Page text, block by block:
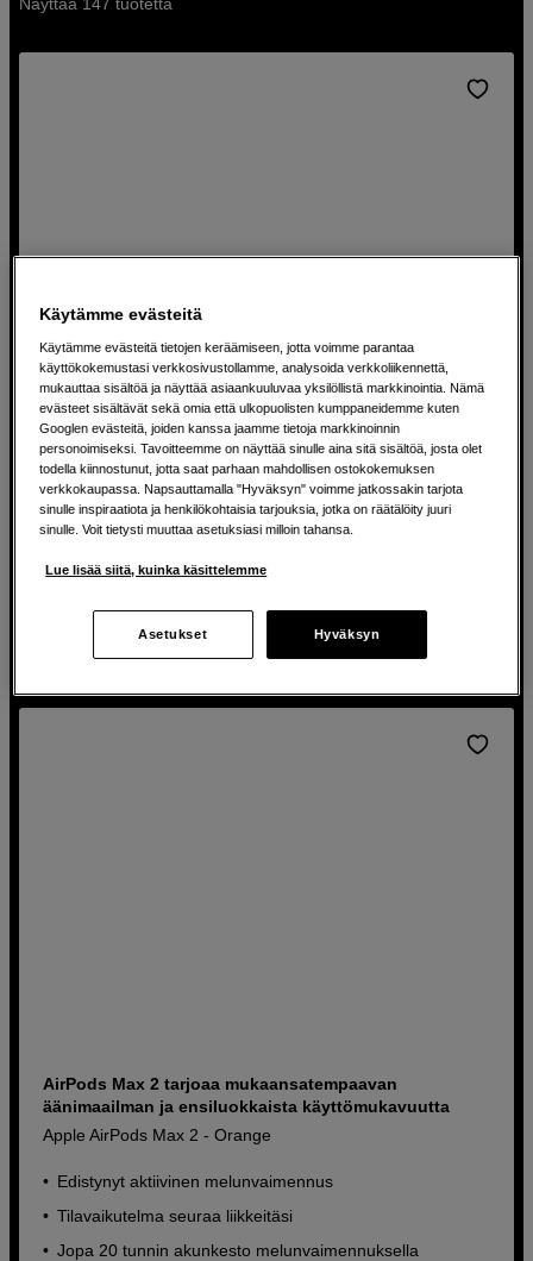
tarpeisiisi sopivan.
AirPods Max 2 tarjoaa mukaansatempaavan
äänimaailman ja ensiluokkaista käyttömukavuutta
Apple AirPods Max 2 - Starlight
Edistynyt aktiivinen melunvaimennus
EUR
AirPods Max 2 tarjoaa mukaansatempaavan
äänimaailman ja ensiluokkaista käyttömukavuutta
Apple AirPods Max 2 - Orange
Edistynyt aktiivinen melunvaimennus
Tilavaikutelma seuraa liikkeitäsi
Jopa 20 tunnin akunkesto melunvaimennuksella
Käytämme evästeitä
Käytämme evästeitä tietojen keräämiseen, jotta voimme parantaa
käyttökokemustasi verkkosivustollamme, analysoida verkkoliikennettä,
mukauttaa sisältöä ja näyttää asiaankuuluvaa yksilöllistä markkinointia. Nämä
evästeet sisältävät sekä omia että ulkopuolisten kumppaneidemme kuten
Googlen evästeitä, joiden kanssa jaamme tietoja markkinoinnin
personoimiseksi. Tavoitteemme on näyttää sinulle aina sitä sisältöä, josta olet
todella kiinnostunut, jotta saat parhaan mahdollisen ostokokemuksen
verkkokaupassa. Napsauttamalla "Hyväksyn" voimme jatkossakin tarjota
sinulle inspiraatiota ja henkilökohtaisia tarjouksia, jotka on räätälöity juuri
sinulle. Voit tietysti muuttaa asetuksiasi milloin tahansa.
Lue lisää siitä, kuinka käsittelemme
Asetukset Hyväksyn